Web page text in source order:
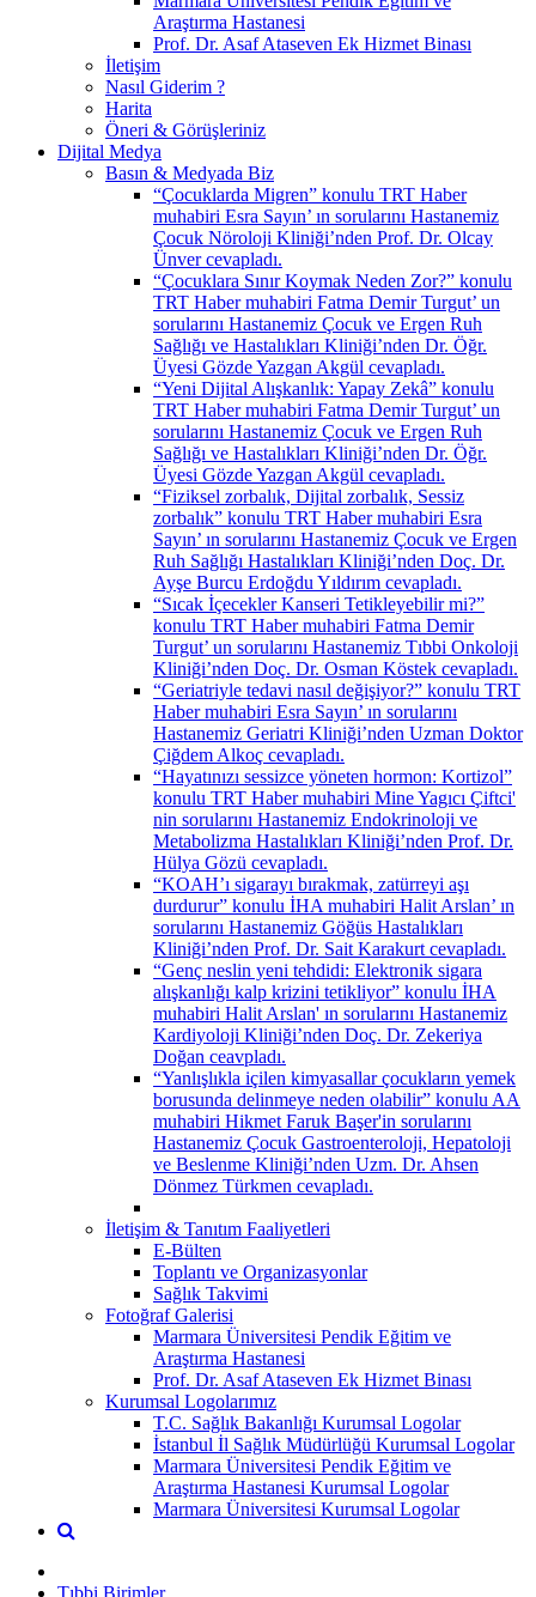
Araştırma Hastanesi
Prof. Dr. Asaf Ataseven Ek Hizmet Binası
İletişim
Nasıl Giderim ?
Harita
Öneri & Görüşleriniz
Dijital Medya
Basın & Medyada Biz
“Çocuklarda Migren” konulu TRT Haber
muhabiri Esra Sayın’ ın sorularını Hastanemiz
Çocuk Nöroloji Kliniği’nden Prof. Dr. Olcay
Ünver cevapladı.
“Çocuklara Sınır Koymak Neden Zor?” konulu
TRT Haber muhabiri Fatma Demir Turgut’ un
sorularını Hastanemiz Çocuk ve Ergen Ruh
Sağlığı ve Hastalıkları Kliniği’nden Dr. Öğr.
Üyesi Gözde Yazgan Akgül cevapladı.
“Yeni Dijital Alışkanlık: Yapay Zekâ” konulu
TRT Haber muhabiri Fatma Demir Turgut’ un
sorularını Hastanemiz Çocuk ve Ergen Ruh
Sağlığı ve Hastalıkları Kliniği’nden Dr. Öğr.
Üyesi Gözde Yazgan Akgül cevapladı.
“Fiziksel zorbalık, Dijital zorbalık, Sessiz
zorbalık” konulu TRT Haber muhabiri Esra
Sayın’ ın sorularını Hastanemiz Çocuk ve Ergen
Ruh Sağlığı Hastalıkları Kliniği’nden Doç. Dr.
Ayşe Burcu Erdoğdu Yıldırım cevapladı.
“Sıcak İçecekler Kanseri Tetikleyebilir mi?”
konulu TRT Haber muhabiri Fatma Demir
Turgut’ un sorularını Hastanemiz Tıbbi Onkoloji
Kliniği’nden Doç. Dr. Osman Köstek cevapladı.
“Geriatriyle tedavi nasıl değişiyor?” konulu TRT
Haber muhabiri Esra Sayın’ ın sorularını
Hastanemiz Geriatri Kliniği’nden Uzman Doktor
Çiğdem Alkoç cevapladı.
“Hayatınızı sessizce yöneten hormon: Kortizol”
konulu TRT Haber muhabiri Mine Yagıcı Çiftci'
nin sorularını Hastanemiz Endokrinoloji ve
Metabolizma Hastalıkları Kliniği’nden Prof. Dr.
Hülya Gözü cevapladı.
“KOAH’ı sigarayı bırakmak, zatürreyi aşı
durdurur” konulu İHA muhabiri Halit Arslan’ ın
sorularını Hastanemiz Göğüs Hastalıkları
Kliniği’nden Prof. Dr. Sait Karakurt cevapladı.
“Genç neslin yeni tehdidi: Elektronik sigara
alışkanlığı kalp krizini tetikliyor” konulu İHA
muhabiri Halit Arslan' ın sorularını Hastanemiz
Kardiyoloji Kliniği’nden Doç. Dr. Zekeriya
Doğan ceavpladı.
“Yanlışlıkla içilen kimyasallar çocukların yemek
borusunda delinmeye neden olabilir” konulu AA
muhabiri Hikmet Faruk Başer'in sorularını
Hastanemiz Çocuk Gastroenteroloji, Hepatoloji
ve Beslenme Kliniği’nden Uzm. Dr. Ahsen
Dönmez Türkmen cevapladı.
İletişim & Tanıtım Faaliyetleri
E-Bülten
Toplantı ve Organizasyonlar
Sağlık Takvimi
Fotoğraf Galerisi
Marmara Üniversitesi Pendik Eğitim ve
Araştırma Hastanesi
Prof. Dr. Asaf Ataseven Ek Hizmet Binası
Kurumsal Logolarımız
T.C. Sağlık Bakanlığı Kurumsal Logolar
İstanbul İl Sağlık Müdürlüğü Kurumsal Logolar
Marmara Üniversitesi Pendik Eğitim ve
Araştırma Hastanesi Kurumsal Logolar
Marmara Üniversitesi Kurumsal Logolar
Tıbbi Birimler